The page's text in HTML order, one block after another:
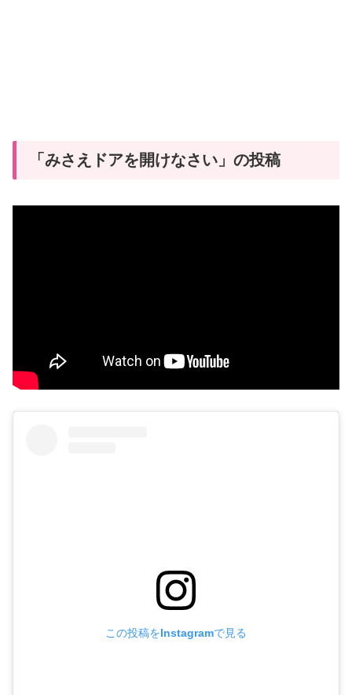
「みさえドアを開けなさい」の投稿
この投稿をInstagramで見る